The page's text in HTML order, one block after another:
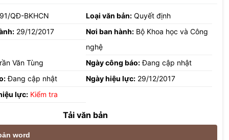
QĐ-BKHCN Loại văn bản: Quyết định
29/12/2017 Nơi ban hành: Bộ Khoa học và Công
nghệ
Văn Tùng Ngày công báo:Đang cập nhật
Đang cập nhật Ngày hiệu lực: 29/12/2017
lực: Kiểm tra
Tải văn bản
word